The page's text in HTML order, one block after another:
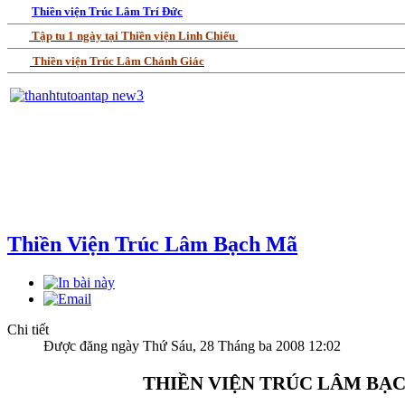
Thiền viện Trúc Lâm Trí Đức
Tập tu 1 ngày tại Thiền viện Linh Chiếu
Thiền viện Trúc Lâm Chánh Giác
Thiền Viện Trúc Lâm Bạch Mã
Chi tiết
Được đăng ngày Thứ Sáu, 28 Tháng ba 2008 12:02
THIỀN VIỆN TRÚC LÂM